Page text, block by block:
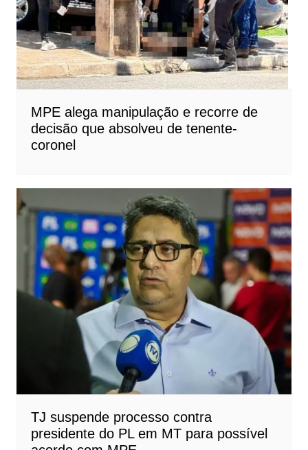
MPE alega manipulação e recorre de
decisão que absolveu de tenente-
coronel
TJ suspende processo contra
presidente do PL em MT para possível